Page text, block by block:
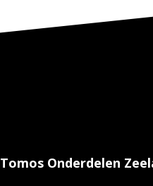
Tomos Onderdelen